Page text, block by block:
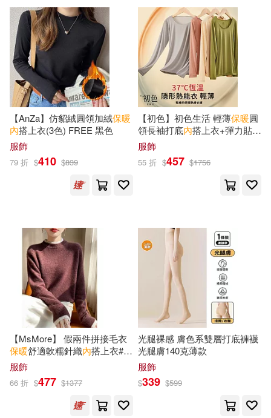
【AnZa】仿貂絨圓領加絨保暖
內搭上衣(3色) FREE 黑色
服飾
79 折 $410 $839
【初色】初色生活 輕薄保暖圓
領長袖打底內搭上衣+彈力貼身
修身純色長褲套裝-共6
色-82853(L/XL可選) L 綠色
服飾
55 折 $457 $1756
【MsMore】 假兩件拼接毛衣
保暖舒適軟糯針織內搭上衣#
126620 FREE 咖色
服飾
66 折 $477 $1377
光腿裸感 膚色系雙層打底褲襪
光腿膚140克薄款
服飾
$339 $599